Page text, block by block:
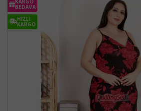
BEDAVA
HIZLI
KARGO